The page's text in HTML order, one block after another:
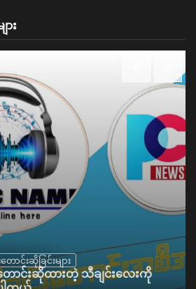
ား
ောင်းဆိုခြင်းများ
ောင်းဆိုထားတဲ့ သီချင်းလေးကို